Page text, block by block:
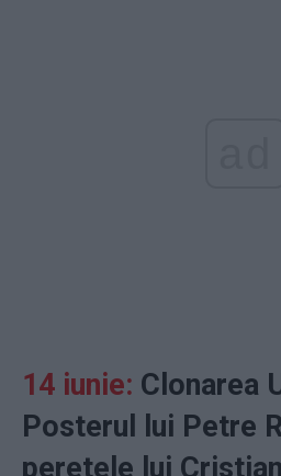
14 iunie: Clonarea
Posterul lui Petre
peretele lui